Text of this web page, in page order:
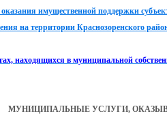
имущественной поддержки
на территории Краснозоренского
находящихся в муниципальной
МУНИЦИПАЛЬНЫЕ УСЛУГИ,